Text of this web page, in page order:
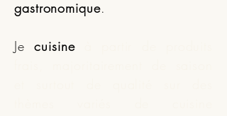
gastronomique.
Jecuisineà partir de produits